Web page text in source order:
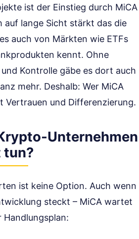
ist der Einstieg durch MiCA
auf lange Sicht stärkt das die
auch von Märkten wie ETFs
kennt. Ohne
Kontrolle gäbe es dort auch
mehr. Deshalb: Wer MiCA
Vertrauen und Differenzierung.
Unternehmen
tun?
ist keine Option. Auch wenn
steckt – MiCA wartet
Handlungsplan: